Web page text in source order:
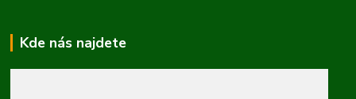
Kde nás najdete